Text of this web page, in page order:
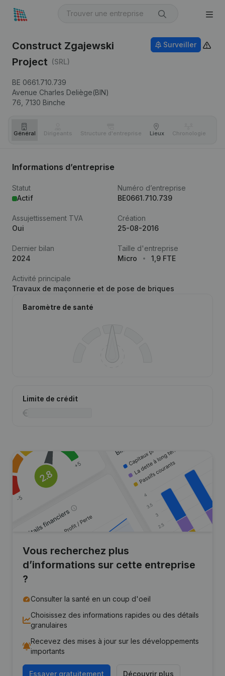
Construct Zgajewski
Project (SRL)
BE 0661.710.739
Avenue Charles Deliège(BIN)
76, 7130 Binche
Surveiller
Général Dirigeants Structure d'entreprise Lieux Chronologie
Informations d’entreprise
Statut
Actif
Numéro d’entreprise
BE0661.710.739
Assujettissement TVA
Oui
Création
25-08-2016
Dernier bilan
2024
Taille d'entreprise
Micro
1,9 FTE
Activité principale
Travaux de maçonnerie et de pose de briques
Baromètre de santé
Limite de crédit
Vous recherchez plus
d’informations sur cette entreprise
?
Consulter la santé en un coup d'oeil
Choisissez des informations rapides ou des détails
granulaires
Recevez des mises à jour sur les développements
importants
Essayer gratuitement Découvrir plus